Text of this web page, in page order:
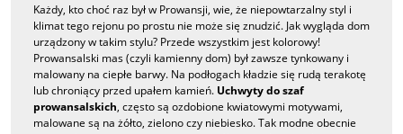
Każdy, kto choć raz był w Prowansji, wie, że niepowtarzalny styl i
klimat tego rejonu po prostu nie może się znudzić. Jak wygląda dom
urządzony w takim stylu? Przede wszystkim jest kolorowy!
Prowansalski mas (czyli kamienny dom) był zawsze tynkowany i
malowany na ciepłe barwy. Na podłogach kładzie się rudą terakotę
lub chroniący przed upałem kamień. Uchwyty do szaf
prowansalskich, często są ozdobione kwiatowymi motywami,
malowane są na żółto, zielono czy niebiesko. Tak modne obecnie